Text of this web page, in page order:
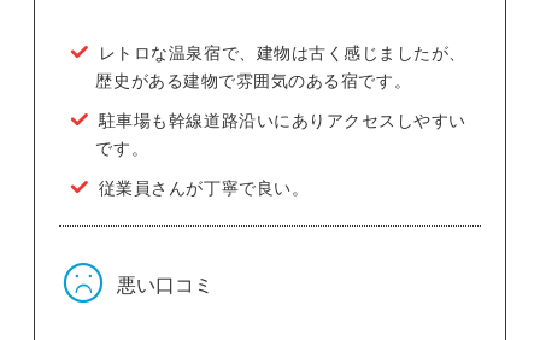
レトロな温泉宿で、建物は古く感じましたが、
歴史がある建物で雰囲気のある宿です。
駐車場も幹線道路沿いにありアクセスしやすい
です。
従業員さんが丁寧で良い。
悪い口コミ